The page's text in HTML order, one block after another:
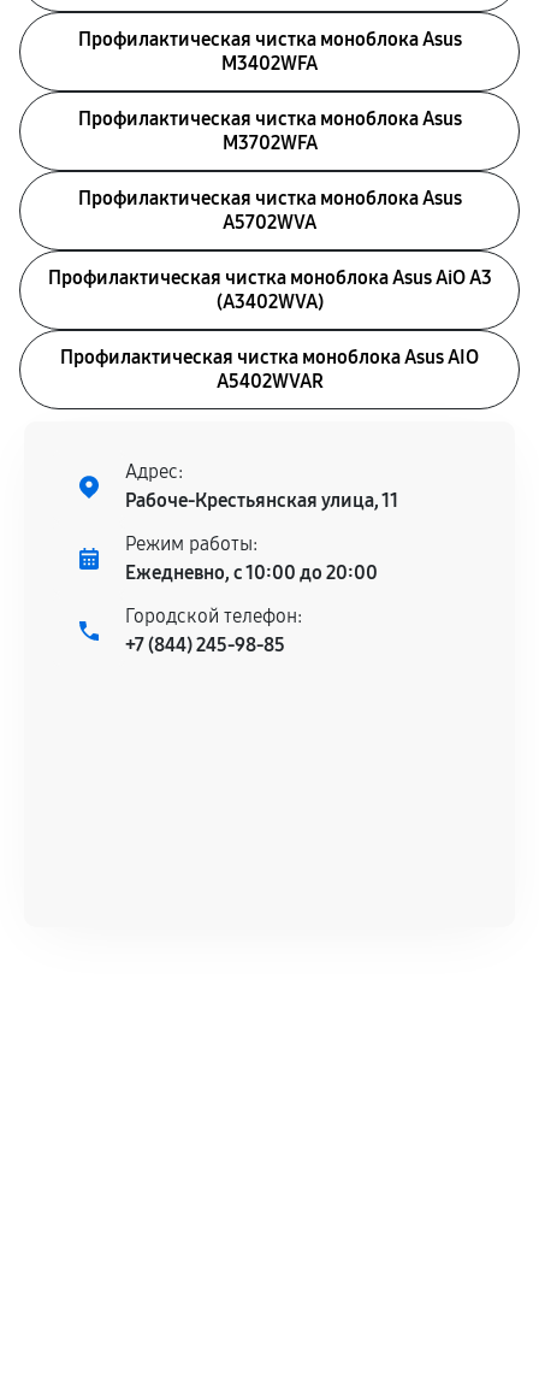
Профилактическая чистка моноблока Asus
M3402WFA
Профилактическая чистка моноблока Asus
M3702WFA
Профилактическая чистка моноблока Asus
A5702WVA
Профилактическая чистка моноблока Asus AiO A3
(A3402WVA)
Профилактическая чистка моноблока Asus AIO
A5402WVAR
Адрес:
Рабоче-Крестьянская улица, 11
Режим работы:
Ежедневно, с 10:00 до 20:00
Городской телефон:
+7 (844) 245-98-85